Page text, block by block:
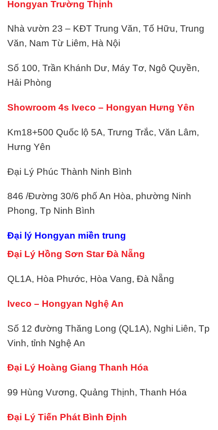
Hongyan Trường Thịnh
Nhà vườn 23 – KĐT Trung Văn, Tố Hữu, Trung
Văn, Nam Từ Liêm, Hà Nội
Số 100, Trần Khánh Dư, Máy Tơ, Ngô Quyền,
Hải Phòng
Showroom 4s Iveco – Hongyan Hưng Yên
Km18+500 Quốc lộ 5A, Trưng Trắc, Văn Lâm,
Hưng Yên
Đại Lý Phúc Thành Ninh Bình
846 /Đường 30/6 phố An Hòa, phường Ninh
Phong, Tp Ninh Bình
Đại lý Hongyan miền trung
Đại Lý Hồng Sơn Star Đà Nẵng
QL1A, Hòa Phước, Hòa Vang, Đà Nẵng
Iveco – Hongyan Nghệ An
Số 12 đường Thăng Long (QL1A), Nghi Liên, Tp
Vinh, tỉnh Nghệ An
Đại Lý Hoàng Giang Thanh Hóa
99 Hùng Vương, Quảng Thịnh, Thanh Hóa
Đại Lý Tiến Phát Bình Định